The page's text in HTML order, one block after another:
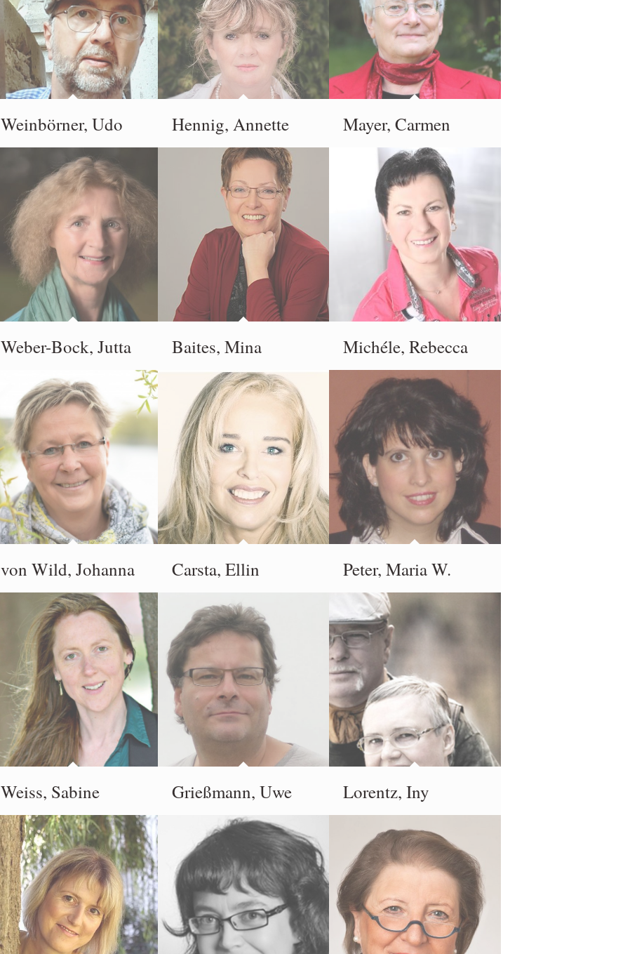
Weinbörner, Udo Hennig, Annette Mayer, Carmen
Weber-Bock, Jutta Baites, Mina Michéle, Rebecca
von Wild, Johanna Carsta, Ellin Peter, Maria W.
Weiss, Sabine Grießmann, Uwe Lorentz, Iny